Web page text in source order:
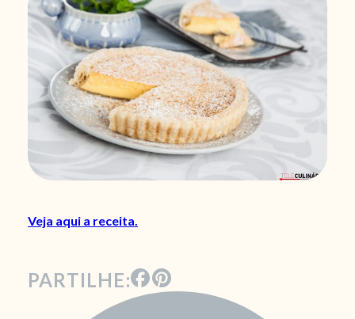
Veja aqui a receita.
PARTILHE: